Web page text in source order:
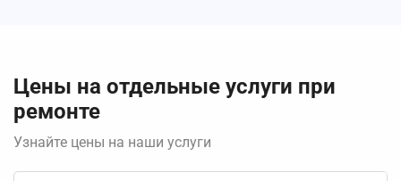
Цены на отдельные услуги при
ремонте
Узнайте цены на наши услуги